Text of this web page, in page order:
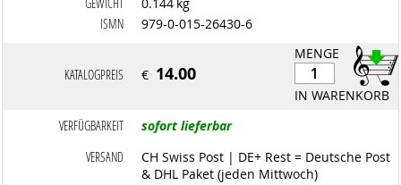
ISMN
979-0-015-26430-6
MENGE
IN WARENKORB
KATALOGPREIS € 14.00
VERFÜGBARKEIT
sofort lieferbar
VERSAND
CH Swiss Post | DE+ Rest = Deutsche Post
& DHL Paket (jeden Mittwoch)